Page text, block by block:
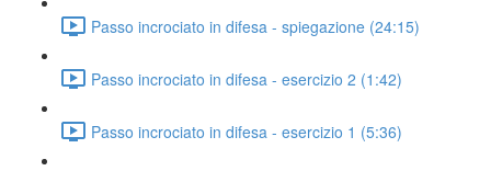
Passo incrociato in difesa - spiegazione (24:15)
Passo incrociato in difesa - esercizio 2 (1:42)
Passo incrociato in difesa - esercizio 1 (5:36)